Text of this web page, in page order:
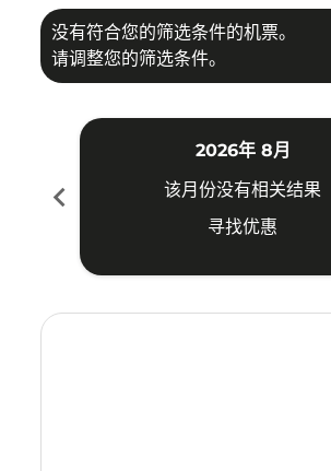
没有符合您的筛选条件的机票。
请调整您的筛选条件。
chevron_left
2026年 8月
该月份没有相关结果
寻找优惠